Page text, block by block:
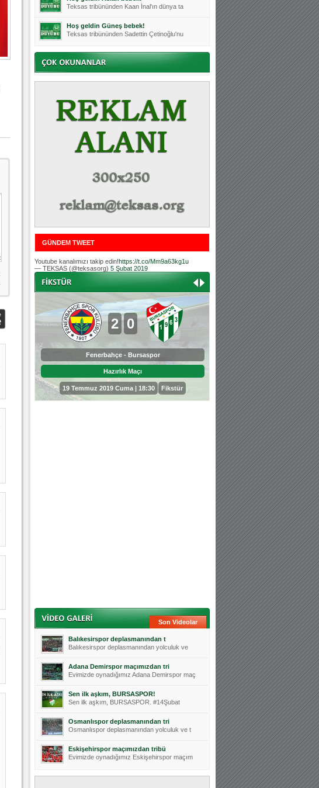
Teksas tribününden Kaan İnal'ın dünya ta
Hoş geldin Güneş bebek!
Teksas tribününden Sadettin Çetinoğlu'nu
Mutluluklar Ceyhun Tetik
Teksas tribünlerinin sevilen isimlerinde
Bursasporumuzun önü açılsın is
Hoş geldin Alaz Bebek!
Teksas.org sistem yöneticisi, ekibimizin
Hoş geldin Göktuğ Bebek!
Teksas.org ekibimizden ve tribünlerimizi
Teksas tribünlerinden Basri İleri'nin dü
Hoş geldin Kerem Bebek!
Tribünlerimizden Mesut Ulusoy'un (Duka)
Hoş geldin Aslan bebek!
Teksas tribününden Kaan İnal'ın dünya ta
Hoş geldin Güneş bebek!
Teksas tribününden Sadettin Çetinoğlu'nu
GÜNDEM TWEET
Youtube kanalımızı takip edin!https://t.co/Mm9a63kg1u
— TEKSAS (@teksasorg) 5 Şubat 2019
2 0
Fenerbahçe - Bursaspor
Hazırlık Maçı
19 Temmuz 2019 Cuma | 18:30 Fikstür
0 3
Bursaspor - Sepahan
Hazırlık Maçı
25 Temmuz 2019 Perşembe |
Son Videolar
Balıkesirspor deplasmanından t
Balıkesirspor deplasmanından yolculuk ve
Adana Demirspor maçımızdan tri
Evimizde oynadığımız Adana Demirspor maç
Sen ilk aşkım, BURSASPOR!
Sen ilk aşkım, BURSASPOR. #14Şubat
Osmanlıspor deplasmanından tri
Osmanlıspor deplasmanından yolculuk ve t
Eskişehirspor maçımızdan tribü
Evimizde oynadığımız Eskişehirspor maçım